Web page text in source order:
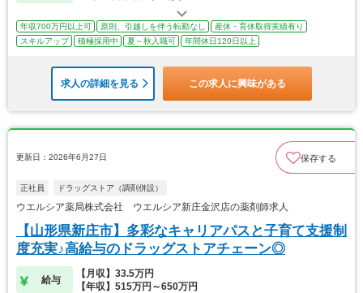
年収700万円以上可 原則、引越しを伴う転勤なし
産休・育休取得実績有り
スキルアップ
積極採用中 夏～秋入職可 年間休日120日以上
求人の詳細を見る この求人に興味がある
更新日：2026年6月27日 保存する
正社員 ドラッグストア（調剤併設）
ウエルシア薬局株式会社 ウエルシア新庄金沢店の薬剤師求人
【山形県新庄市】多彩なキャリアパスと子育て支援制
度充実♪高給与のドラッグストアチェーン◎
給与
【月収】33.5万円
【年収】515万円～650万円